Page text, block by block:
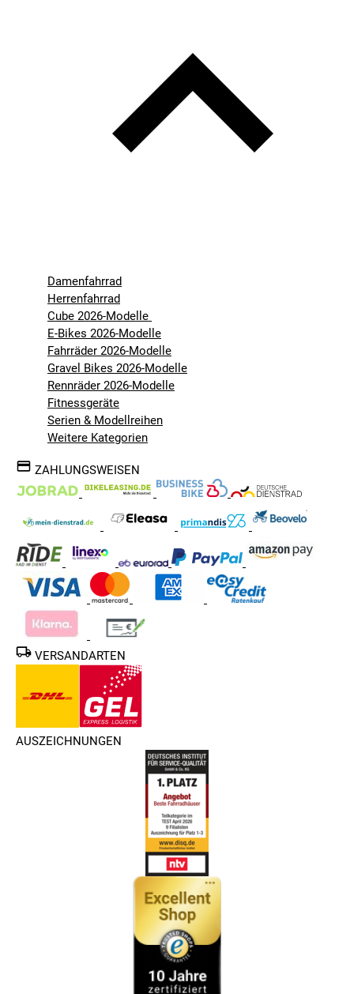
Damenfahrrad
Herrenfahrrad
Cube 2026-Modelle
E-Bikes 2026-Modelle
Fahrräder 2026-Modelle
Gravel Bikes 2026-Modelle
Rennräder 2026-Modelle
Fitnessgeräte
Serien & Modellreihen
Weitere Kategorien
ZAHLUNGSWEISEN
VERSANDARTEN
AUSZEICHNUNGEN